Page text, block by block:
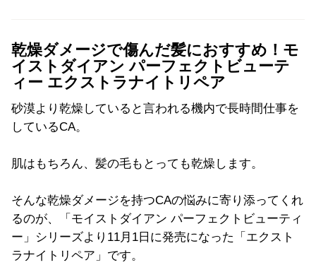
乾燥ダメージで傷んだ髪におすすめ！モ
イストダイアン パーフェクトビューテ
ィー エクストラナイトリペア
砂漠より乾燥していると言われる機内で長時間仕事を
しているCA。
肌はもちろん、髪の毛もとっても乾燥します。
そんな乾燥ダメージを持つCAの悩みに寄り添ってくれ
るのが、「モイストダイアン パーフェクトビューティ
ー」シリーズより11月1日に発売になった「エクスト
ラナイトリペア」です。